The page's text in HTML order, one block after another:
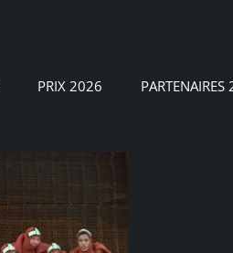
PRIX 2026 PARTENAIRES